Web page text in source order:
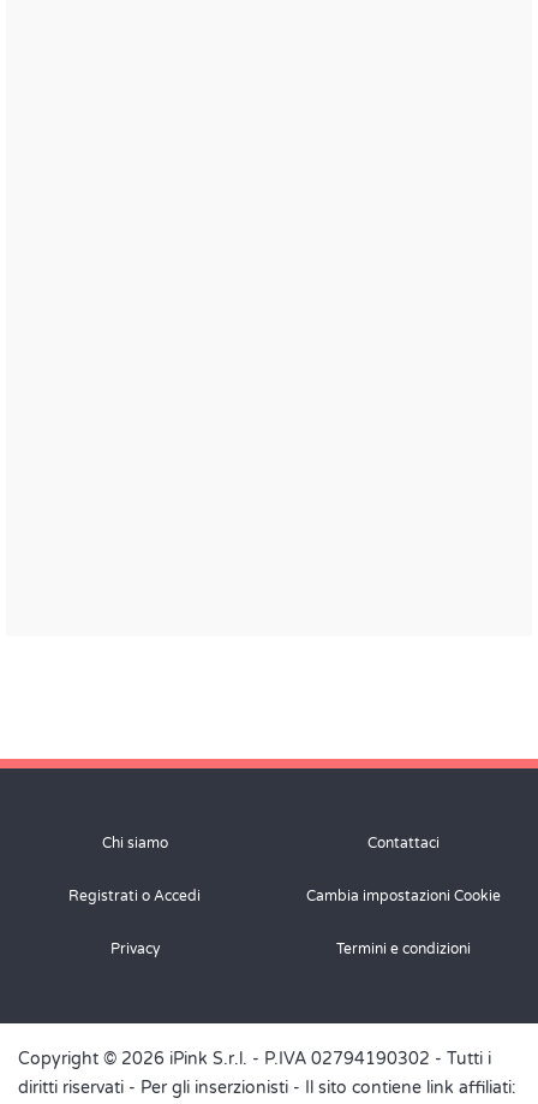
Chi siamo Contattaci
Registrati o Accedi Cambia impostazioni Cookie
Privacy Termini e condizioni
Copyright © 2026 iPink S.r.l. - P.IVA 02794190302 - Tutti i
diritti riservati - Per gli inserzionisti - Il sito contiene link affiliati: